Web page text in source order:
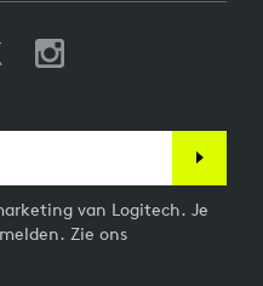
van Logitech. Je
Zie ons